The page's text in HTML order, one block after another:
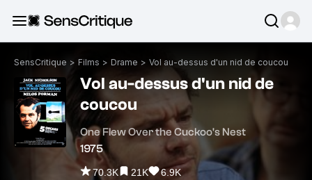
SensCritique > Films > Drame > Vol au-dessus d'un nid de coucou
Vol au-dessus d'un nid de
coucou
One Flew Over the Cuckoo's Nest
1975
70.3K 21K 6.9K